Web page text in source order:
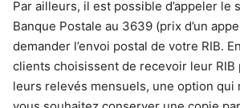
Par ailleurs, il est possible d’appeler le
Banque Postale au 3639 (prix d’un
demander l’envoi postal de votre RIB.
clients choisissent de recevoir leur RIB
leurs relevés mensuels, une option qui